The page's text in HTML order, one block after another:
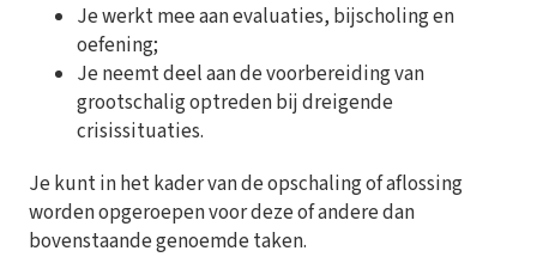
Je werkt mee aan evaluaties, bijscholing en
oefening;
Je neemt deel aan de voorbereiding van
grootschalig optreden bij dreigende
crisissituaties.
Je kunt in het kader van de opschaling of aflossing
worden opgeroepen voor deze of andere dan
bovenstaande genoemde taken.